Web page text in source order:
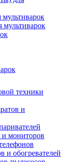
техники
и
и мониторов
и обогревателей